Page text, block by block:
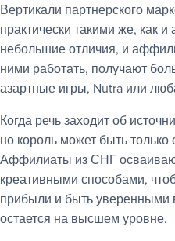
Вертикали партнерского
практически такими же, как
небольшие отличия, и
ними работать, получают
азартные игры, Nutra или
Когда речь заходит об
но король может быть только
Аффилиаты из СНГ
креативными способами,
прибыли и быть уверенными
остается на высшем уровне.